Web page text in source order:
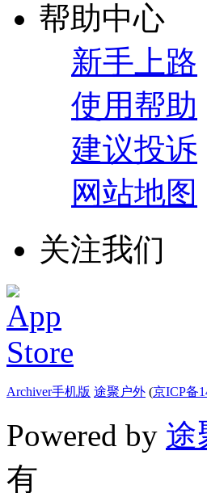
帮助中心
新手上路
使用帮助
建议投诉
网站地图
关注我们
Archiver手机版 途聚户外 (京ICP备
Powered by 途
有